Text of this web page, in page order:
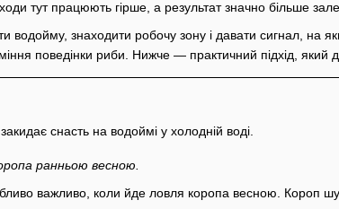
тут працюють гірше, а результат значно більше
водойму, знаходити робочу зону і давати сигнал,
поведінки риби. Нижче — практичний підхід,
ранньою весною.
важливо, коли йде ловля коропа весною. Короп